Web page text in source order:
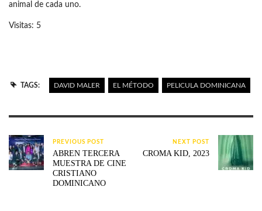
animal de cada uno.
Visitas: 5
TAGS: DAVID MALER EL MÉTODO PELICULA DOMINICANA
PREVIOUS POST
ABREN TERCERA
MUESTRA DE CINE
CRISTIANO
DOMINICANO
NEXT POST
CROMA KID, 2023